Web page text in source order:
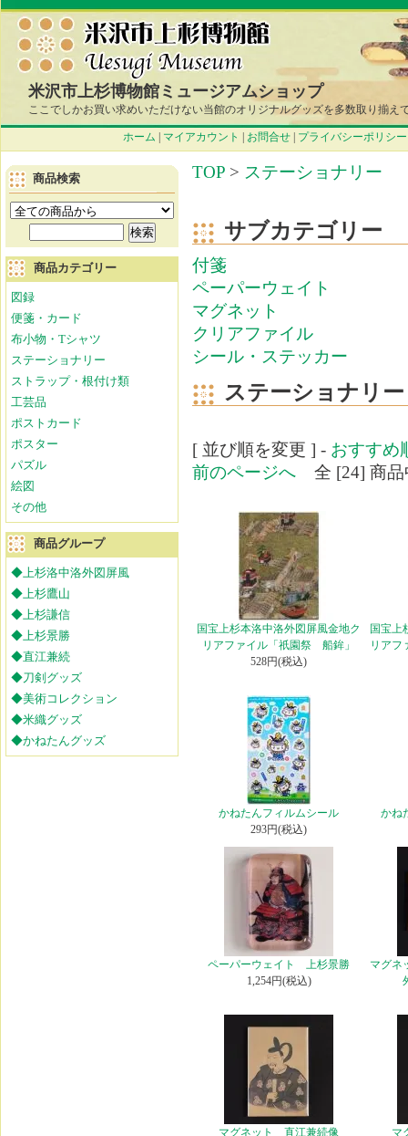
米沢市上杉博物館ミュージアムショップ
ここでしかお買い求めいただけない当館のオリジナルグッズを多数取り揃え
ホーム マイアカウント お問合せ プライバシーポリシー
TOP > ステーショナリー
サブカテゴリー
付箋
ペーパーウェイト
マグネット
クリアファイル
シール・ステッカー
ステーショナリー
[ 並び順を変更 ] - おすすめ
前のページへ 全 [24] 商品
国宝上杉本洛中洛外図屏風金地ク
リアファイル「祇園祭 船鉾」
528円(税込)
国宝上
リア
かねたんフィルムシール
293円(税込)
かね
ペーパーウェイト 上杉景勝
1,254円(税込)
マグネ
マグネット 直江兼続像
マ
商品検索
商品カテゴリー
図録
便箋・カード
布小物・Tシャツ
ステーショナリー
ストラップ・根付け類
工芸品
ポストカード
ポスター
パズル
絵図
その他
商品グループ
◆上杉洛中洛外図屏風
◆上杉鷹山
◆上杉謙信
◆上杉景勝
◆直江兼続
◆刀剣グッズ
◆美術コレクション
◆米織グッズ
◆かねたんグッズ